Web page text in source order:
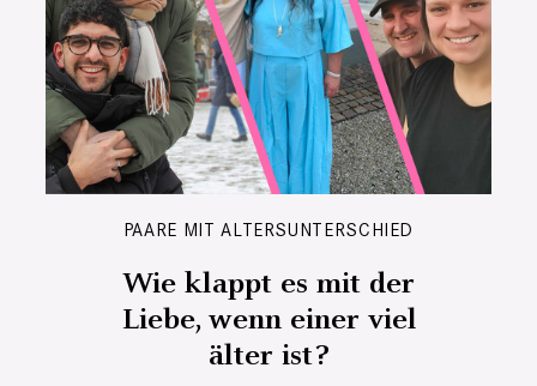
PAARE MIT ALTERSUNTERSCHIED
Wie klappt es mit der
Liebe, wenn einer viel
älter ist?